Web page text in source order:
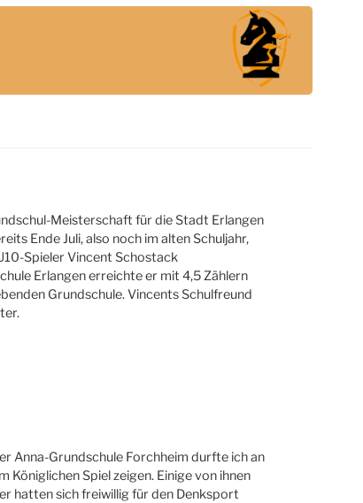
Meisterschaft für die Stadt Erlangen
Ende Juli, also noch im alten Schuljahr,
Spieler Vincent Schostack
Erlangen erreichte er mit 4,5 Zählern
Grundschule. Vincents Schulfreund
Anna-Grundschule Forchheim durfte ich an
Spiel zeigen. Einige von ihnen
hatten sich freiwillig für den Denksport